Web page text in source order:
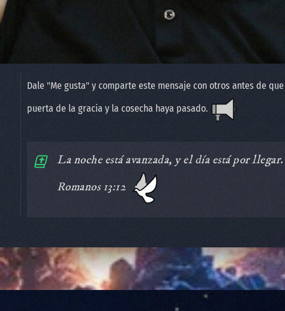
Dale "Me gusta" y comparte este mensaje con otros antes de
puerta de la gracia y la cosecha haya pasado.
️La noche está avanzada, y el día está por
Romanos 13:12